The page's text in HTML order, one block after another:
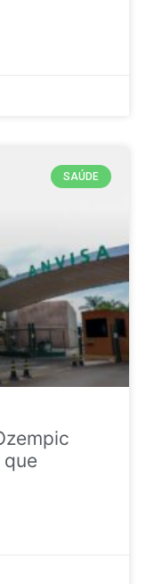
SAÚDE